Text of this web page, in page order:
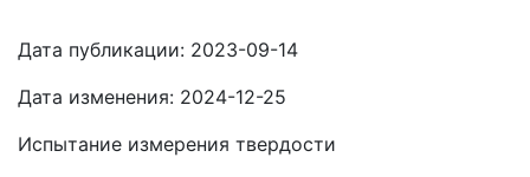
Дата публикации: 2023-09-14
Дата изменения: 2024-12-25
Испытание измерения твердости